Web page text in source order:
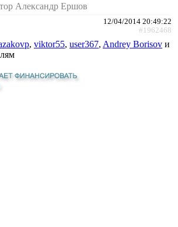
Александр Ершов
12/04/2014 20:49:22
#1962468
, viktor55, user367, Andrey Borisov и